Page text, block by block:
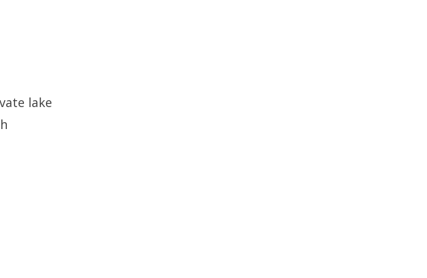
lake